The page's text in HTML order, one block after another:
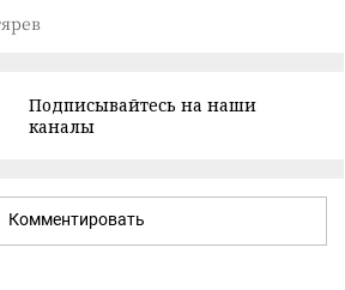
Подписывайтесь на наши
каналы
Комментировать